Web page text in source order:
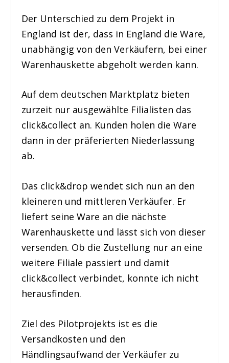
Der Unterschied zu dem Projekt in
England ist der, dass in England die Ware,
unabhängig von den Verkäufern, bei einer
Warenhauskette abgeholt werden kann.
Auf dem deutschen Marktplatz bieten
zurzeit nur ausgewählte Filialisten das
click&collect an. Kunden holen die Ware
dann in der präferierten Niederlassung
ab.
Das click&drop wendet sich nun an den
kleineren und mittleren Verkäufer. Er
liefert seine Ware an die nächste
Warenhauskette und lässt sich von dieser
versenden. Ob die Zustellung nur an eine
weitere Filiale passiert und damit
click&collect verbindet, konnte ich nicht
herausfinden.
Ziel des Pilotprojekts ist es die
Versandkosten und den
Händlingsaufwand der Verkäufer zu